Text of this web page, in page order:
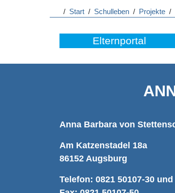
/ Start / Schulleben / Projekte /
Elternportal
Anna Barbara von
Am Katzenstadel 18a
86152 Augsburg
Telefon: 0821 50107-30 und